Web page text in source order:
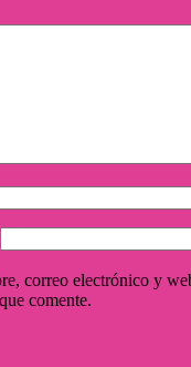
correo electrónico y
comente.